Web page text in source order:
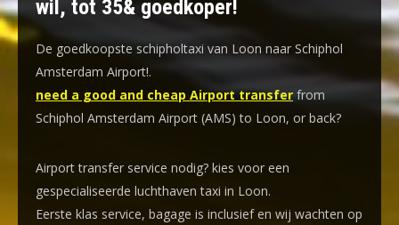
wil, tot 35& goedkoper!
De goedkoopste schipholtaxi van Loon naar Schiphol
Amsterdam Airport!.
need a good and cheap Airport transfer from
Schiphol Amsterdam Airport (AMS) to Loon, or back?
Airport transfer service nodig? kies voor een
gespecialiseerde luchthaven taxi in Loon.
Eerste klas service, bagage is inclusief en wij wachten op